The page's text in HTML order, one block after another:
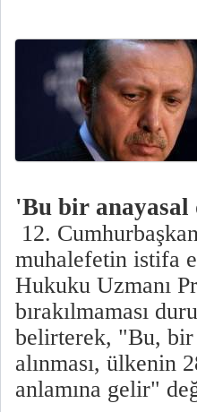
'Bu bir anayasal
12.
muhalefetin istifa
Hukuku Uzmanı
bırakılmaması
belirterek, "Bu, bir
alınması, ülkenin
anlamına gelir"